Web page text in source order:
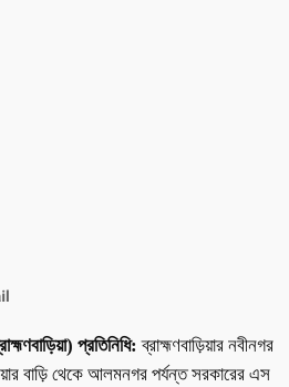
প্রতিনিধি: ব্রাহ্মণবাড়িয়ার নবীনগর
বাড়ি থেকে আলমনগর পর্যন্ত সরকারের এস